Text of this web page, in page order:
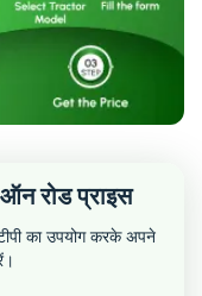
रोड प्राइस
का उपयोग करके अपने